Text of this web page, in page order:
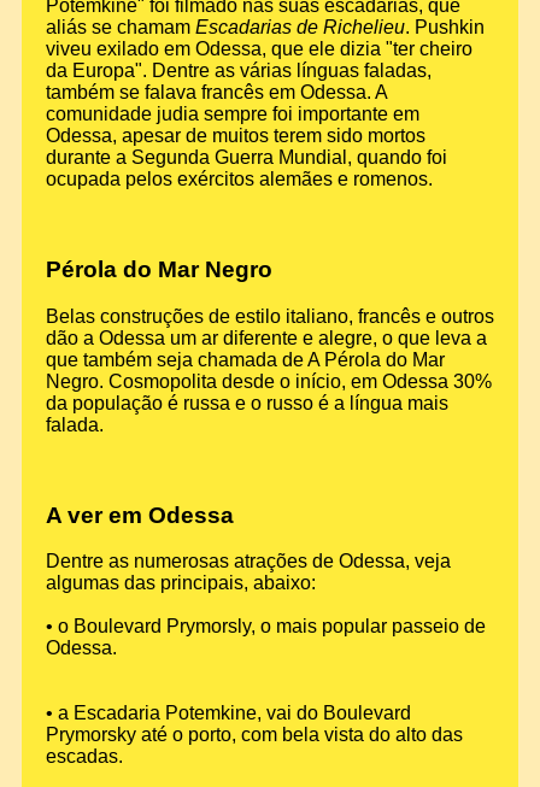
Potemkine" foi filmado nas suas escadarias, que
aliás se chamam Escadarias de Richelieu. Pushkin
viveu exilado em Odessa, que ele dizia "ter cheiro
da Europa". Dentre as várias línguas faladas,
também se falava francês em Odessa. A
comunidade judia sempre foi importante em
Odessa, apesar de muitos terem sido mortos
durante a Segunda Guerra Mundial, quando foi
ocupada pelos exércitos alemães e romenos.
Pérola do Mar Negro
Belas construções de estilo italiano, francês e outros
dão a Odessa um ar diferente e alegre, o que leva a
que também seja chamada de A Pérola do Mar
Negro. Cosmopolita desde o início, em Odessa 30%
da população é russa e o russo é a língua mais
falada.
A ver em Odessa
Dentre as numerosas atrações de Odessa, veja
algumas das principais, abaixo:
• o Boulevard Prymorsly, o mais popular passeio de
Odessa.
• a Escadaria Potemkine, vai do Boulevard
Prymorsky até o porto, com bela vista do alto das
escadas.